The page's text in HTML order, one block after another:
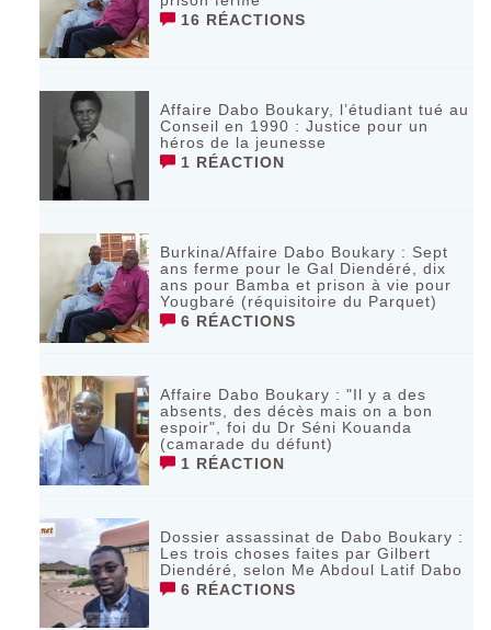
16 RÉACTIONS
Affaire Dabo Boukary, l’étudiant tué au
Conseil en 1990 : Justice pour un
héros de la jeunesse
1 RÉACTION
Burkina/Affaire Dabo Boukary : Sept
ans ferme pour le Gal Diendéré, dix
ans pour Bamba et prison à vie pour
Yougbaré (réquisitoire du Parquet)
6 RÉACTIONS
Affaire Dabo Boukary : "Il y a des
absents, des décès mais on a bon
espoir", foi du Dr Séni Kouanda
(camarade du défunt)
1 RÉACTION
Dossier assassinat de Dabo Boukary :
Les trois choses faites par Gilbert
Diendéré, selon Me Abdoul Latif Dabo
6 RÉACTIONS